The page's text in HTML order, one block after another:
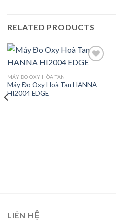
RELATED PRODUCTS
Add to
MÁY ĐO OXY HÒA TAN
Máy Đo Oxy Hoà Tan HANNA
HI2004 EDGE
LIÊN HỆ